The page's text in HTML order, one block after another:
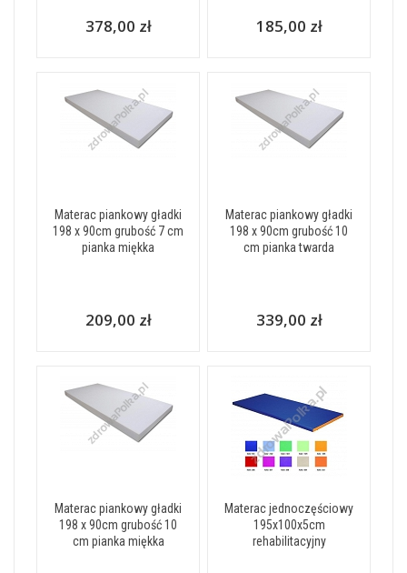
378,00 zł 185,00 zł
Materac piankowy gładki
198 x 90cm grubość 7 cm
pianka miękka
209,00 zł
Materac piankowy gładki
198 x 90cm grubość 10
cm pianka twarda
339,00 zł
Materac piankowy gładki
198 x 90cm grubość 10
cm pianka miękka
Materac jednoczęściowy
195x100x5cm
rehabilitacyjny